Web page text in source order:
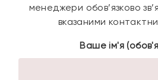
менеджери обов’язково
вказаними
Ваше ім'я